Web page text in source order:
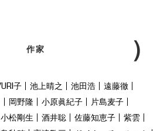
作家
子 池上晴之 池田浩
遠藤徹
岡野隆 小原眞紀子
片島麦子
小松剛生 酒井聡 佐藤知恵子
紫雲